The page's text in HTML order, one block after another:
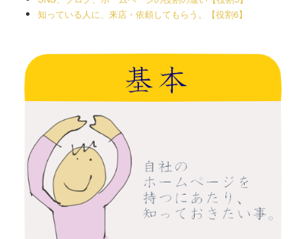
知っている人に、来店・依頼してもらう。【役割6】